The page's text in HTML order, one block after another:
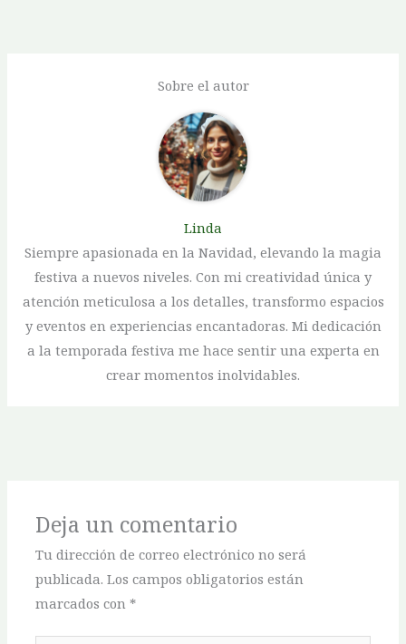
Sobre el autor
Linda
Siempre apasionada en la Navidad, elevando la magia
festiva a nuevos niveles. Con mi creatividad única y
atención meticulosa a los detalles, transformo espacios
y eventos en experiencias encantadoras. Mi dedicación
a la temporada festiva me hace sentir una experta en
crear momentos inolvidables.
Deja un comentario
Tu dirección de correo electrónico no será
publicada. Los campos obligatorios están
marcados con *